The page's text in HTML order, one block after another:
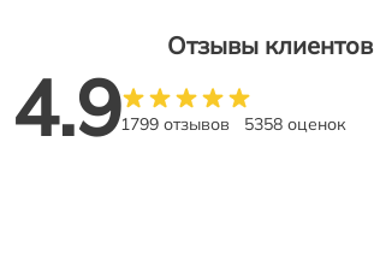
Отзывы клиентов
4.91799 отзывов 5358 оценок